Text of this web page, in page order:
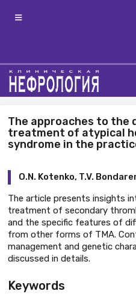
The approaches to the
treatment of atypical
syndrome in the
O.N. Kotenko, T.V.
The article presents insights
treatment of secondary
and the specific features of
from other forms of TMA.
management and genetic
discussed in details.
Keywords